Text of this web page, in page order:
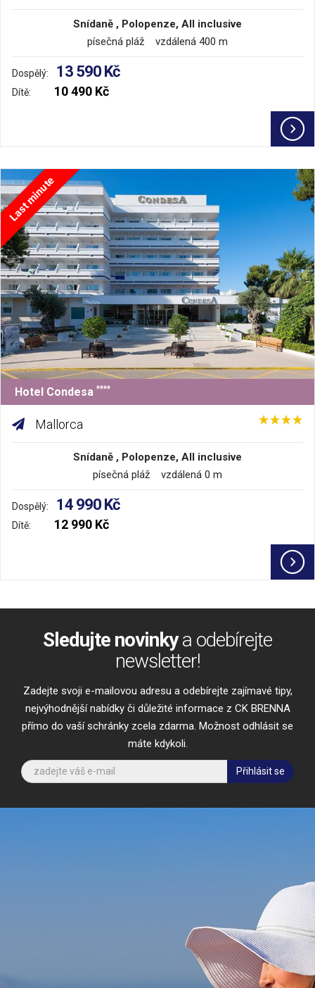
Snídaně , Polopenze, All inclusive
písečná pláž vzdálená 400 m
Dospělý: 13 590 Kč
Dítě: 10 490 Kč
Last minute
Hotel Condesa ****
Mallorca
Snídaně , Polopenze, All inclusive
písečná pláž vzdálená 0 m
Dospělý: 14 990 Kč
Dítě: 12 990 Kč
Sledujte novinkya odebírejte
newsletter!
Zadejte svoji e-mailovou adresu a odebírejte zajímavé tipy,
nejvýhodnější nabídky či důležité informace z CK BRENNA
přímo do vaší schránky zcela zdarma. Možnost odhlásit se
máte kdykoli.
Přihlásit se